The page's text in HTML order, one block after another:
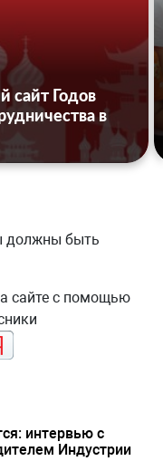
сайт Годов
в
должны быть
сайте с помощью
интервью с
Индустрии